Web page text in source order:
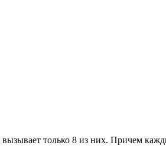
вызывает только 8 из них. Причем